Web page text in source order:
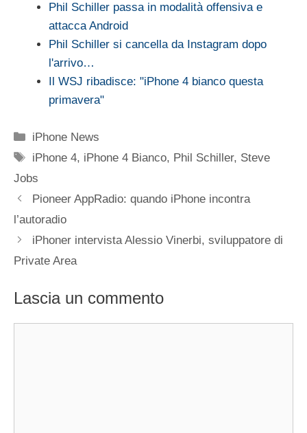
Phil Schiller passa in modalità offensiva e
attacca Android
Phil Schiller si cancella da Instagram dopo
l'arrivo…
Il WSJ ribadisce: "iPhone 4 bianco questa
primavera"
Categorie
iPhone News
Tag
iPhone 4, iPhone 4 Bianco, Phil Schiller, Steve
Jobs
Pioneer AppRadio: quando iPhone incontra
l’autoradio
iPhoner intervista Alessio Vinerbi, sviluppatore di
Private Area
Lascia un commento